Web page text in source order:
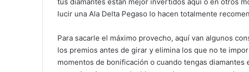
lucir una Ala Delta Pegaso lo hacen totalmente
Para sacarle el máximo provecho, aquí van algunos
los premios antes de girar y elimina los que no te
momentos de bonificación o cuando tengas